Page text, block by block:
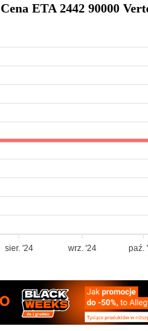
Cena ETA 2442 90000
sier. '24 wrz. '24 paź.